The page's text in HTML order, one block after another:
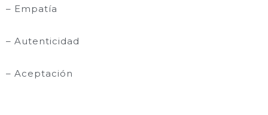
– Empatía
– Autenticidad
– Aceptación